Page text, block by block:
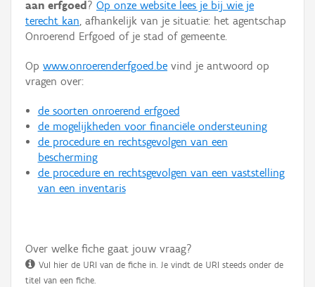
Hergebruik
Aanmelden
aan erfgoed ? Op onze website lees je bij wie je
terecht kan, afhankelijk van je situatie: het agentschap
Onroerend Erfgoed of je stad of gemeente.
Op www.onroerenderfgoed.be vind je antwoord op
vragen over:
de soorten onroerend erfgoed
de mogelijkheden voor financiële ondersteuning
de procedure en rechtsgevolgen van een
bescherming
de procedure en rechtsgevolgen van een vaststelling
van een inventaris
Over welke fiche gaat jouw vraag?
Vul hier de URI van de fiche in. Je vindt de URI steeds onder de
titel van een fiche.